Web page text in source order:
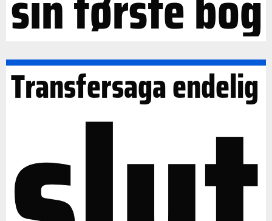
Transfersaga endelig